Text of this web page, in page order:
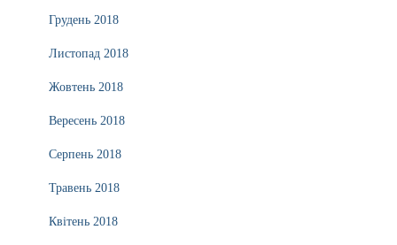
Грудень 2018
Листопад 2018
Жовтень 2018
Вересень 2018
Серпень 2018
Травень 2018
Квітень 2018